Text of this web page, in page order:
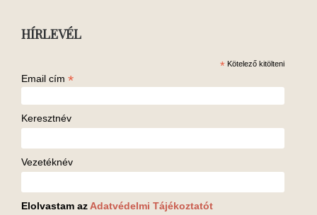
HÍRLEVÉL
* Kötelező kitölteni
Email cím *
Keresztnév
Vezetéknév
Elolvastam az Adatvédelmi Tájékoztatót